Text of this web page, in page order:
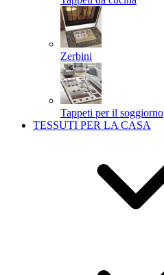
Zerbini
Tappeti per il soggiorno
TESSUTI PER LA CASA